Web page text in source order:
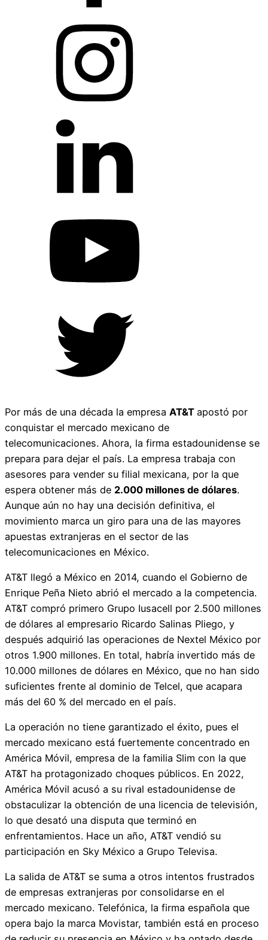
Por más de una década la empresa AT&T apostó por
conquistar el mercado mexicano de
telecomunicaciones. Ahora, la firma estadounidense se
prepara para dejar el país. La empresa trabaja con
asesores para vender su filial mexicana, por la que
espera obtener más de 2.000 millones de dólares.
Aunque aún no hay una decisión definitiva, el
movimiento marca un giro para una de las mayores
apuestas extranjeras en el sector de las
telecomunicaciones en México.
AT&T llegó a México en 2014, cuando el Gobierno de
Enrique Peña Nieto abrió el mercado a la competencia.
AT&T compró primero Grupo Iusacell por 2.500 millones
de dólares al empresario Ricardo Salinas Pliego, y
después adquirió las operaciones de Nextel México por
otros 1.900 millones. En total, habría invertido más de
10.000 millones de dólares en México, que no han sido
suficientes frente al dominio de Telcel, que acapara
más del 60 % del mercado en el país.
La operación no tiene garantizado el éxito, pues el
mercado mexicano está fuertemente concentrado en
América Móvil, empresa de la familia Slim con la que
AT&T ha protagonizado choques públicos. En 2022,
América Móvil acusó a su rival estadounidense de
obstaculizar la obtención de una licencia de televisión,
lo que desató una disputa que terminó en
enfrentamientos. Hace un año, AT&T vendió su
participación en Sky México a Grupo Televisa.
La salida de AT&T se suma a otros intentos frustrados
de empresas extranjeras por consolidarse en el
mercado mexicano. Telefónica, la firma española que
opera bajo la marca Movistar, también está en proceso